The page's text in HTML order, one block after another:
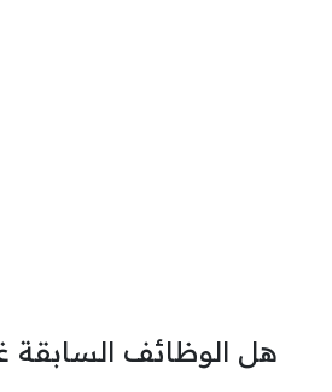
هل الوظائف السابقة